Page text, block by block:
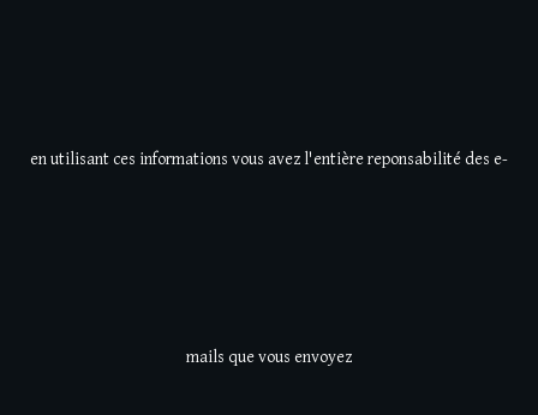
en utilisant ces informations vous avez l'entière reponsabilité des e-
mails que vous envoyez